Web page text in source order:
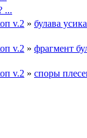
...
v.2 » булава
v.2 » фрагмент
v.2 » споры